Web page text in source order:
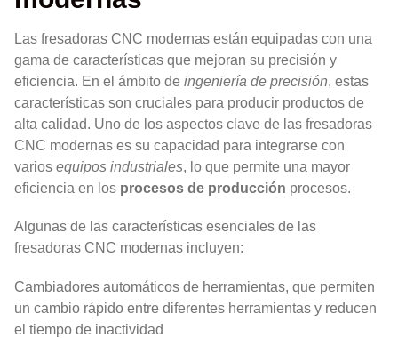
Las fresadoras CNC modernas están equipadas con una
gama de características que mejoran su precisión y
eficiencia. En el ámbito de ingeniería de precisión, estas
características son cruciales para producir productos de
alta calidad. Uno de los aspectos clave de las fresadoras
CNC modernas es su capacidad para integrarse con
varios equipos industriales, lo que permite una mayor
eficiencia en los procesos de producción procesos.
Algunas de las características esenciales de las
fresadoras CNC modernas incluyen:
Cambiadores automáticos de herramientas, que permiten
un cambio rápido entre diferentes herramientas y reducen
el tiempo de inactividad